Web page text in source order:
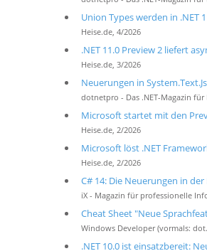
Union Types werden in .NET
Heise.de, 4/2026
.NET 11.0 Preview 2 liefert
Heise.de, 3/2026
Neuerungen in
dotnetpro - Das .NET-Magazin für
Microsoft startet mit den
Heise.de, 2/2026
Microsoft löst .NET
Heise.de, 2/2026
C# 14: Die Neuerungen in der
iX - Magazin für professionelle
Cheat Sheet "Neue
Windows Developer (vormals:
.NET 10.0 ist einsatzbereit: